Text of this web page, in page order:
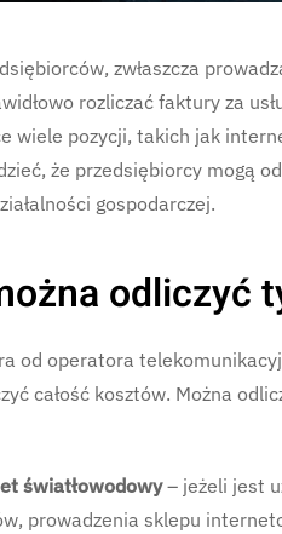
zwłaszcza
rozliczać faktury za
wiele pozycji, takich jak
że przedsiębiorcy mogą
gospodarczej.
odliczyć
od operatora
całość kosztów. Można
światłowodowy– jeżeli jest
prowadzenia sklepu